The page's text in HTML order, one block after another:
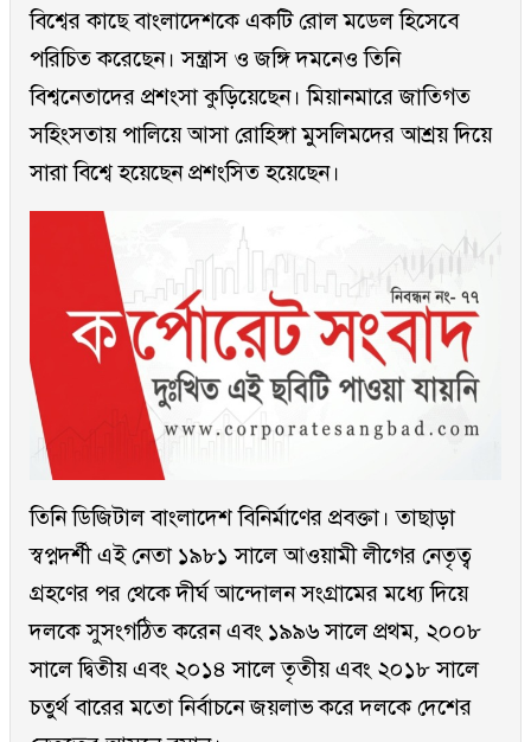
বিশ্বের কাছে বাংলাদেশকে একটি রোল মডেল হিসেবে
পরিচিত করেছেন। সন্ত্রাস ও জঙ্গি দমনেও তিনি
বিশ্বনেতাদের প্রশংসা কুড়িয়েছেন। মিয়ানমারে জাতিগত
সহিংসতায় পালিয়ে আসা রোহিঙ্গা মুসলিমদের আশ্রয় দিয়ে
সারা বিশ্বে হয়েছেন প্রশংসিত হয়েছেন।
তিনি ডিজিটাল বাংলাদেশ বিনির্মাণের প্রবক্তা। তাছাড়া
স্বপ্নদর্শী এই নেতা ১৯৮১ সালে আওয়ামী লীগের নেতৃত্ব
গ্রহণের পর থেকে দীর্ঘ আন্দোলন সংগ্রামের মধ্যে দিয়ে
দলকে সুসংগঠিত করেন এবং ১৯৯৬ সালে প্রথম, ২০০৮
সালে দ্বিতীয় এবং ২০১৪ সালে তৃতীয় এবং ২০১৮ সালে
চতুর্থ বারের মতো নির্বাচনে জয়লাভ করে দলকে দেশের